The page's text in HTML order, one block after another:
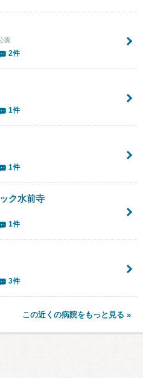
園
2件
1件
1件
ク水前寺
1件
3件
この近くの病院をもっと見る »